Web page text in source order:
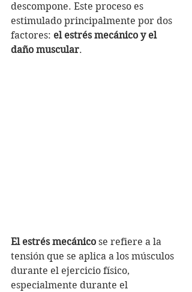
descompone. Este proceso es
estimulado principalmente por dos
factores: el estrés mecánico y el
daño muscular.
El estrés mecánico se refiere a la
tensión que se aplica a los músculos
durante el ejercicio físico,
especialmente durante el